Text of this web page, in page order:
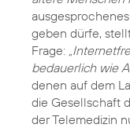
geben dürfe,
Frage:
bedauerlich wie
denen auf dem
die Gesellschaft
der Telemedizin